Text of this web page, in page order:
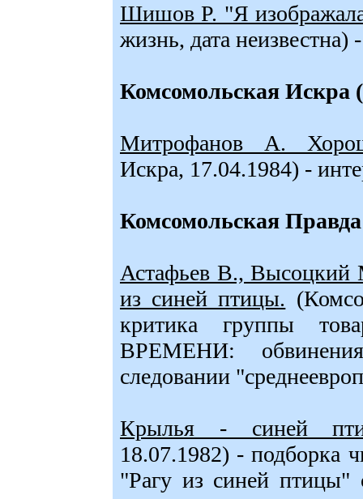
Шишов Р. "Я
жизнь, дата
Комсомольская Искра
Митрофанов А.
Искра, 17.04.1984) -
Комсомольская Правда
Астафьев В., Высоцкий
из синей птицы.
критика группы
ВРЕМЕНИ:
следовании
Крылья - синей
18.07.1982) - подборка
"Рагу из синей